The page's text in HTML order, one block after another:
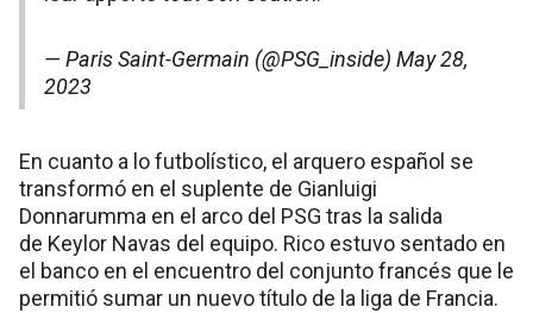
— Paris Saint-Germain (@PSG_inside) May 28,
2023
En cuanto a lo futbolístico, el arquero español se
transformó en el suplente de Gianluigi
Donnarumma en el arco del PSG tras la salida
de Keylor Navas del equipo. Rico estuvo sentado en
el banco en el encuentro del conjunto francés que le
permitió sumar un nuevo título de la liga de Francia.